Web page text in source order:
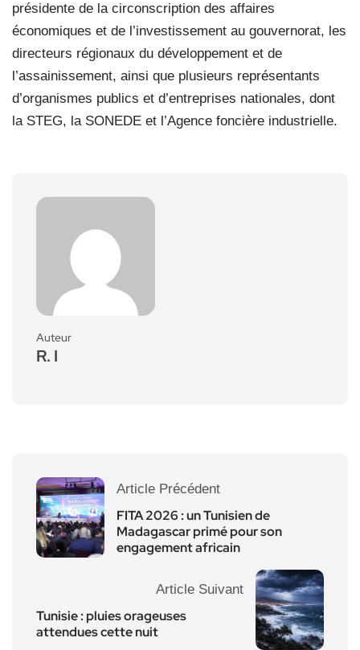
présidente de la circonscription des affaires
économiques et de l’investissement au gouvernorat, les
directeurs régionaux du développement et de
l’assainissement, ainsi que plusieurs représentants
d’organismes publics et d’entreprises nationales, dont
la STEG, la SONEDE et l’Agence foncière industrielle.
Auteur
R. I
Article Précédent
FITA 2026 : un Tunisien de
Madagascar primé pour son
engagement africain
Article Suivant
Tunisie : pluies orageuses
attendues cette nuit